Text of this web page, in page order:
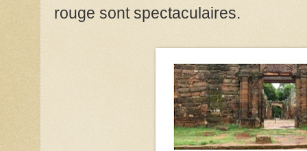
rouge sont spectaculaires.